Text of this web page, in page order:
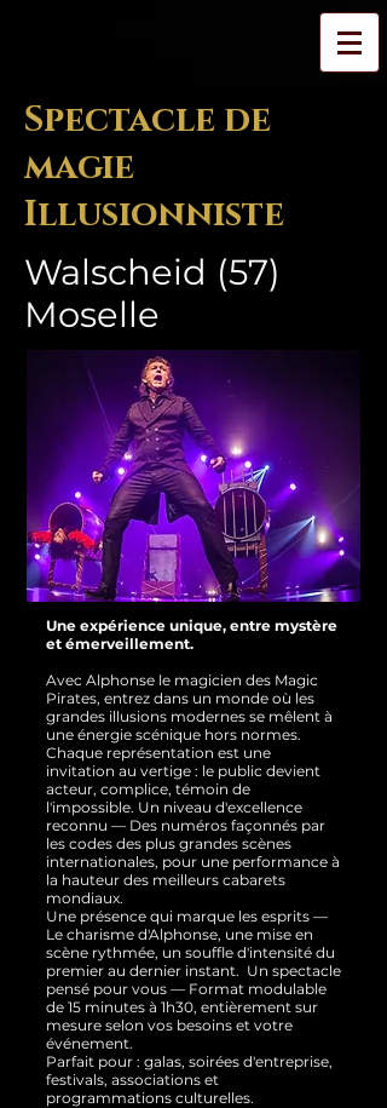
Spectacle de
magie
Illusionniste
Walscheid (57)
Moselle
Une expérience unique, entre mystère
et émerveillement.
Avec Alphonse le magicien des Magic
Pirates, entrez dans un monde où les
grandes illusions modernes se mêlent à
une énergie scénique hors normes.
Chaque représentation est une
invitation au vertige : le public devient
acteur, complice, témoin de
l'impossible. Un niveau d'excellence
reconnu — Des numéros façonnés par
les codes des plus grandes scènes
internationales, pour une performance à
la hauteur des meilleurs cabarets
mondiaux.
Une présence qui marque les esprits —
Le charisme d'Alphonse, une mise en
scène rythmée, un souffle d'intensité du
premier au dernier instant. Un spectacle
pensé pour vous — Format modulable
de 15 minutes à 1h30, entièrement sur
mesure selon vos besoins et votre
événement.
Parfait pour : galas, soirées d'entreprise,
festivals, associations et
programmations culturelles.